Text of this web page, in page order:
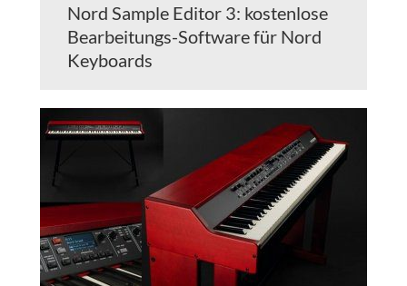
Nord Sample Editor 3: kostenlose
Bearbeitungs-Software für Nord
Keyboards